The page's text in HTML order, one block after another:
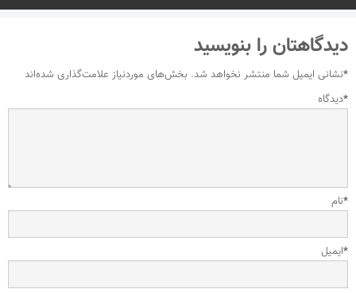
دیدگاهتان را بنویسید
نشانی ایمیل شما منتشر نخواهد شد. بخش‌های موردنیاز علامت‌گذاری شده‌اند
*
دیدگاه*
نام*
ایمیل*